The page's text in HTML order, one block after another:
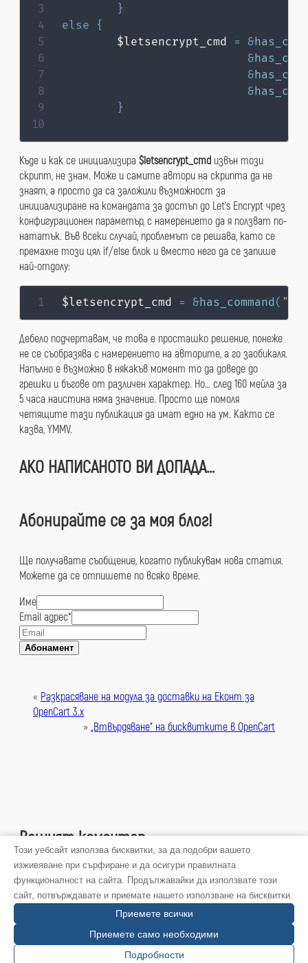
}
else
{
        $letsencrypt_cmd
= &
&
&
&
}
Къде и как се инициализира $letsencrypt_cmd извън този
скрипт, не знам. Може и самите автори на скрипта да не
знаят, а просто да са заложили възможност за
инициализиране на командата за достъп до Let’s Encrypt чрез
конфигурационен параметър, с намерението да я ползват по-
нататък. Във всеки случай, проблемът се решава, като се
премахне този цял if/else блок и вместо него да се запише
най-отдолу:
$letsencrypt_cmd = &has_command(
Дебело подчертавам, че това е просташко решение, понеже
не се съобразява с намерението на авторите, а го заобикаля.
Напълно е възможно в някакъв момент то да доведе до
грешки и бъгове от различен характер. Но… след 160 мейла за
5 часа наистина няма значение. Просто ще помоля
четящите тази публикация да имат едно на ум. Както се
казва, YMMV.
АКО НАПИСАНОТО ВИ ДОПАДА…
Абонирайте се за моя блог!
Ще получавате съобщение, когато публикувам нова статия.
Можете да се отпишете по всяко време.
Име
Email адрес*
Абонамент
« Разкрасяване на модула за доставки на Еконт за
OpenCart 3.x
» „Втвърдяване“ на бисквитките в OpenCart
Вашият коментар
Трябва давлезете, за да публикувате коментар.
©2008-2026 BVI Ltd. Хостинг отWebstage
Инициатива „Българска кирилица“
Този уебсайт използва бисквитки, за да подобри вашето
изживяване при сърфиране и да осигури правилната
функционалност на сайта. Продължавайки да използвате този
сайт, потвърждавате и приемате нашето използване на бисквитки.
Приемете всички
Приемете само необходими
Подробности